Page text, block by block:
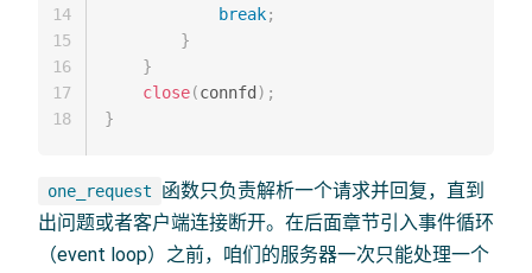
break;
}
}
close(connfd ) ;
}
14
15
16
17
18
one_request
函数只负责解析一个请求并回复，直到
出问题或者客户端连接断开。在后面章节引入事件循环
（event loop）之前，咱们的服务器一次只能处理一个